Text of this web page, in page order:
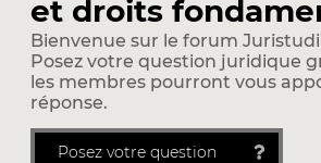
et droits
Bienvenue sur le forum
Posez votre question juridique
les membres pourront vous
réponse.
Posez votre question